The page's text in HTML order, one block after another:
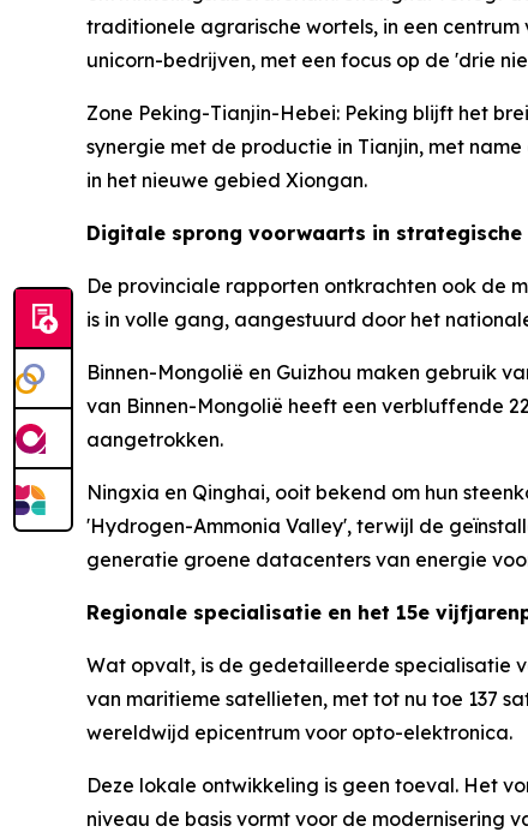
traditionele agrarische wortels, in een
unicorn-bedrijven, met een focus op de 'drie
Zone Peking-Tianjin-Hebei: Peking blijft het
synergie met de productie in Tianjin, met
in het nieuwe gebied Xiongan.
Digitale sprong voorwaarts in strategische
De provinciale rapporten ontkrachten ook de
is in volle gang, aangestuurd door het
Binnen-Mongolië en Guizhou maken gebruik
van Binnen-Mongolië heeft een verbluffende
aangetrokken.
Ningxia en Qinghai, ooit bekend om hun
'Hydrogen-Ammonia Valley', terwijl de
generatie groene datacenters van energie
Regionale specialisatie en het 15e
Wat opvalt, is de gedetailleerde specialisatie
van maritieme satellieten, met tot nu toe 137
wereldwijd epicentrum voor opto-elektronica.
Deze lokale ontwikkeling is geen toeval. Het
niveau de basis vormt voor de modernisering